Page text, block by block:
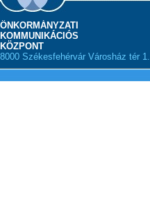
ÖNKORMÁNYZATI
KOMMUNIKÁCIÓS
KÖZPONT
8000 Székesfehérvár Városház tér 1.